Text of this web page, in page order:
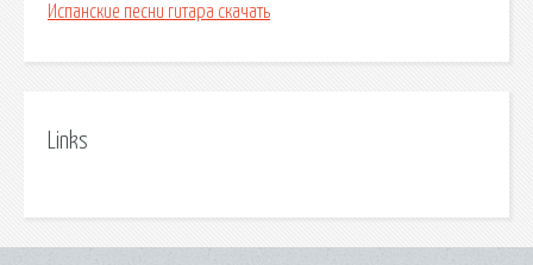
Испанские песни гитара скачать
Links